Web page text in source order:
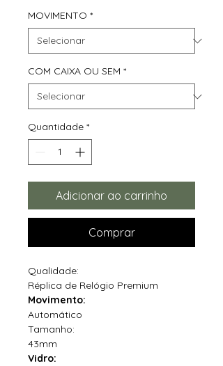
MOVIMENTO *
COM CAIXA OU SEM *
Quantidade *
Adicionar ao carrinho
Comprar
Qualidade:
Réplica de Relógio Premium
Movimento:
Automático
Tamanho:
43mm
Vidro: